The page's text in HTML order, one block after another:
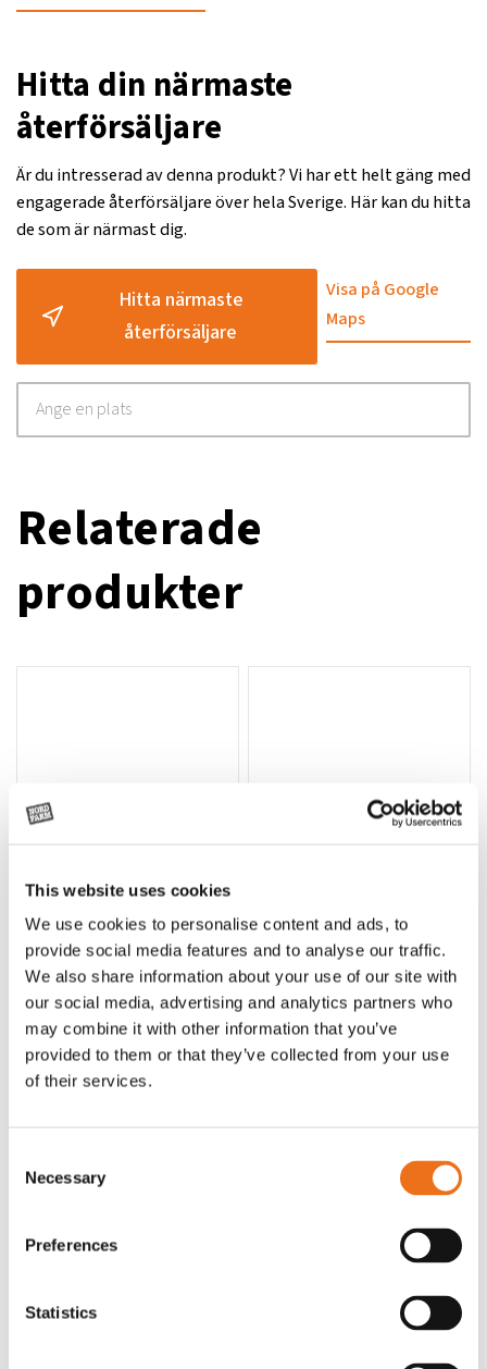
This website uses cookies
We use cookies to personalise content and ads, to
provide social media features and to analyse our traffic.
We also share information about your use of our site with
our social media, advertising and analytics partners who
may combine it with other information that you’ve
provided to them or that they’ve collected from your use
of their services.
Selection
Necessary
Preferences
Statistics
Hitta din närmaste
återförsäljare
Är du intresserad av denna produkt? Vi har ett helt gäng med
engagerade återförsäljare över hela Sverige. Här kan du hitta
de som är närmast dig.
Hitta närmaste
återförsäljare
Visa på Google
Maps
Relaterade
produkter
Lägg till i varukorg
Rotor, komplett med slagor
OR80013456G
(ex. moms)
Grön truckknapp
A00220
kr (ex. moms)
Lägg till i varukorg
Rotor teeth 8t/6k 7.5Gr/8 R6/14 Rotor teeth 8t/6k 0Gr/8 R6/14